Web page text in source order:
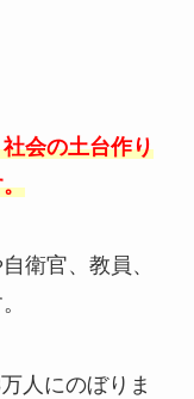
会の土台作り
衛官、教員、
人にのぼりま